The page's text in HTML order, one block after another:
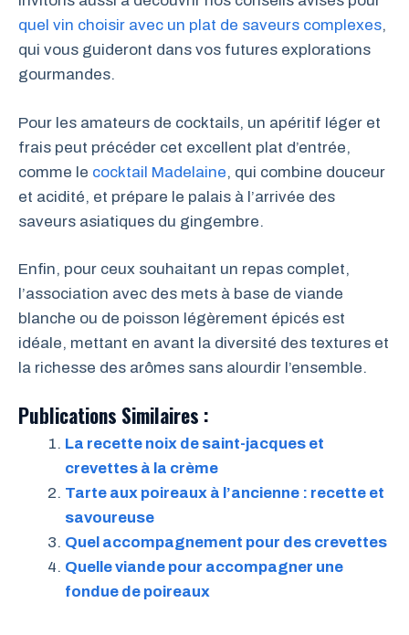
quel vin choisir avec un plat de saveurs complexes,
qui vous guideront dans vos futures explorations
gourmandes.
Pour les amateurs de cocktails, un apéritif léger et
frais peut précéder cet excellent plat d’entrée,
comme le cocktail Madelaine, qui combine douceur
et acidité, et prépare le palais à l’arrivée des
saveurs asiatiques du gingembre.
Enfin, pour ceux souhaitant un repas complet,
l’association avec des mets à base de viande
blanche ou de poisson légèrement épicés est
idéale, mettant en avant la diversité des textures et
la richesse des arômes sans alourdir l’ensemble.
Publications Similaires :
La recette noix de saint-jacques et
crevettes à la crème
Tarte aux poireaux à l’ancienne : recette et
savoureuse
Quel accompagnement pour des crevettes
Quelle viande pour accompagner une
fondue de poireaux